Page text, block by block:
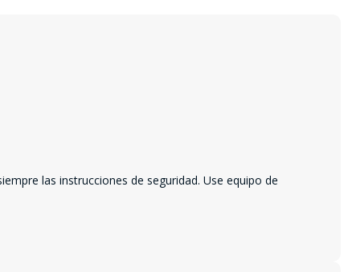
las instrucciones de seguridad. Use equipo de